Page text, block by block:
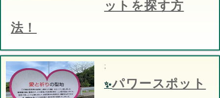
ットを探す方
法！
;
✨パワースポット